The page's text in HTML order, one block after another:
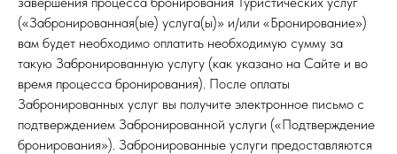
(«Забронированная(ые) услуга(ы)» и/или «Бронирование»)
вам будет необходимо оплатить необходимую сумму за
такую ​​Забронированную услугу (как указано на Сайте и во
время процесса бронирования). После оплаты
Забронированных услуг вы получите электронное письмо с
подтверждением Забронированной услуги («Подтверждение
бронирования»). Забронированные услуги предоставляются